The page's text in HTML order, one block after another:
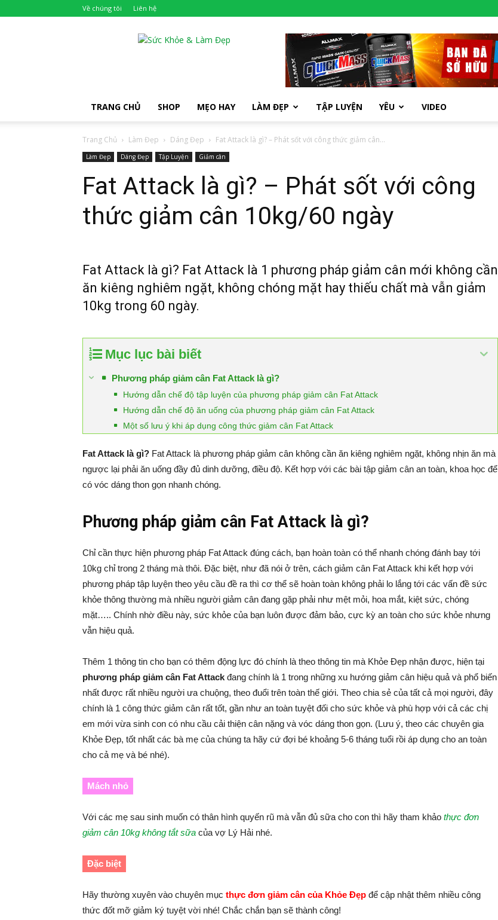
Về chúng tôi Liên hệ
TRANG CHỦ SHOP MẸO HAY LÀM ĐẸP TẬP LUYỆN YÊU VIDEO
Trang Chủ Làm Đẹp Dáng Đẹp Fat Attack là gì? – Phát sốt với công thức giảm cân...
Làm Đẹp Dáng Đẹp Tập Luyện Giảm cân
Fat Attack là gì? – Phát sốt với công
thức giảm cân 10kg/60 ngày
Fat Attack là gì? Fat Attack là 1 phương pháp giảm cân mới không cần
ăn kiêng nghiêm ngặt, không chóng mặt hay thiếu chất mà vẫn giảm
10kg trong 60 ngày.
Mục lục bài biết
Phương pháp giảm cân Fat Attack là gì?
Hướng dẫn chế độ tập luyện của phương pháp giảm cân Fat Attack
Hướng dẫn chế độ ăn uống của phương pháp giảm cân Fat Attack
Một số lưu ý khi áp dụng công thức giảm cân Fat Attack
Fat Attack là gì? Fat Attack là phương pháp giảm cân không cần ăn kiêng nghiêm ngặt, không nhịn ăn mà
ngược lại phải ăn uống đầy đủ dinh dưỡng, điều độ. Kết hợp với các bài tập giảm cân an toàn, khoa học để
có vóc dáng thon gọn nhanh chóng.
Phương pháp giảm cân Fat Attack là gì?
Chỉ cần thực hiện phương pháp Fat Attack đúng cách, bạn hoàn toàn có thể nhanh chóng đánh bay tới
10kg chỉ trong 2 tháng mà thôi. Đặc biệt, như đã nói ở trên, cách giảm cân Fat Attack khi kết hợp với
phương pháp tập luyện theo yêu cầu đề ra thì cơ thể sẽ hoàn toàn không phải lo lắng tới các vấn đề sức
khỏe thông thường mà nhiều người giảm cân đang gặp phải như mệt mỏi, hoa mắt, kiệt sức, chóng
mặt….. Chính nhờ điều này, sức khỏe của bạn luôn được đảm bảo, cực kỳ an toàn cho sức khỏe nhưng
vẫn hiệu quả.
Thêm 1 thông tin cho bạn có thêm động lực đó chính là theo thông tin mà Khỏe Đẹp nhận được, hiện tại
phương pháp giảm cân Fat Attack đang chính là 1 trong những xu hướng giảm cân hiệu quả và phổ biến
nhất được rất nhiều người ưa chuộng, theo đuổi trên toàn thế giới. Theo chia sẻ của tất cả mọi người, đây
chính là 1 công thức giảm cân rất tốt, gần như an toàn tuyệt đối cho sức khỏe và phù hợp với cả các chị
em mới vừa sinh con có nhu cầu cải thiện cân nặng và vóc dáng thon gọn. (Lưu ý, theo các chuyên gia
Khỏe Đẹp, tốt nhất các bà mẹ của chúng ta hãy cứ đợi bé khoảng 5-6 tháng tuổi rồi áp dụng cho an toàn
cho cả mẹ và bé nhé).
Mách nhỏ
Với các mẹ sau sinh muốn có thân hình quyến rũ mà vẫn đủ sữa cho con thì hãy tham khảo thực đơn
giảm cân 10kg không tắt sữa của vợ Lý Hải nhé.
Đặc biệt
Hãy thường xuyên vào chuyên mục thực đơn giảm cân của Khỏe Đẹp để cập nhật thêm nhiều công
thức đốt mỡ giảm ký tuyệt vời nhé! Chắc chắn bạn sẽ thành công!